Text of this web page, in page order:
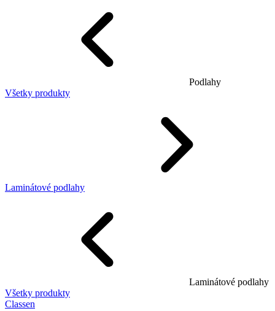
Podlahy
Všetky produkty
Laminátové podlahy
Laminátové podlahy
Všetky produkty
Classen